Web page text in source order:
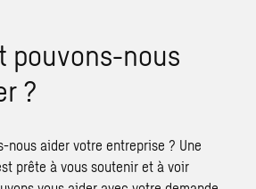
pouvons-nous
?
nous aider votre entreprise ? Une
prête à vous soutenir et à voir